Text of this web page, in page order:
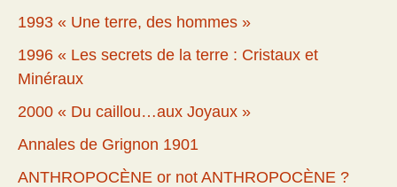
1993 « Une terre, des hommes »
1996 « Les secrets de la terre : Cristaux et
Minéraux
2000 « Du caillou…aux Joyaux »
Annales de Grignon 1901
ANTHROPOCÈNE or not ANTHROPOCÈNE ?